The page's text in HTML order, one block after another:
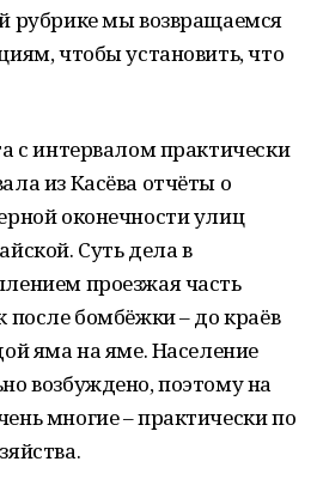
рубрике мы возвращаемся
чтобы установить, что
с интервалом практически
из Касёва отчёты о
оконечности улиц
Суть дела в
проезжая часть
после бомбёжки – до краёв
яма на яме. Население
возбуждено, поэтому на
многие – практически по